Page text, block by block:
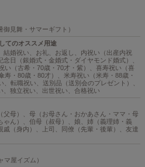
見舞・サマーギフト）
てのオススメ用途
婚祝い、お礼、お返し、内祝い（出産内祝
日（銀婚式・金婚式・ダイヤモンド婚式）、
い（古希・70歳・70才・紫）、喜寿祝い（喜
寿・80歳・80才）、米寿祝い（米寿・88歳・
転職祝い、送別品（送別会のプレゼント）、
、独立祝い、出世祝い、合格祝い
母）、母（お母さん・おかあさん・ママ・母
ん）、伯母（叔母）、娘、姉（義理姉・義
（身内）、上司、同僚（先輩・後輩）、友達
屋イズム）